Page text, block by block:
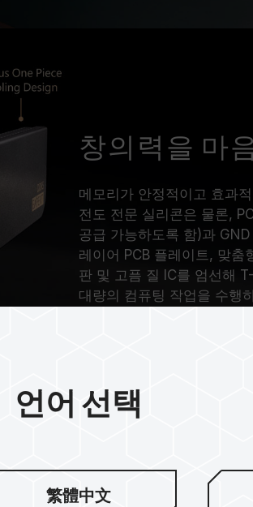
창의력을 마
메모리가 안정적이고 효과
전도 전문 실리콘은 물론,
공급 가능하도록 함)과
레이어 PCB 플레이트, 맞춤
판 및 고픔 질 IC를 엄선해
대량의 컴퓨팅 작업을 수행
인증
언어 선택
繁體中文